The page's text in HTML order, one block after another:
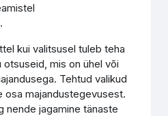
kui valitsusel tuleb teha
mis on ühel või
Tehtud valikud
osa majandustegevusest.
nende jagamine tänaste